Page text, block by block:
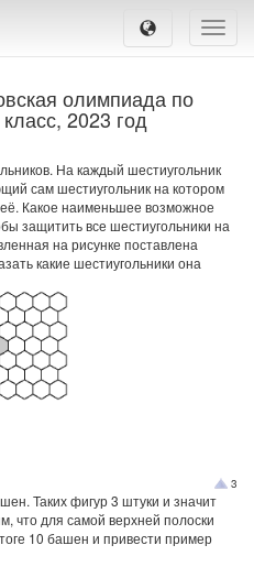
Toggle
олимпиада по
2023 год
На каждый шестиугольник
сам шестиугольник на котором
Какое наименьшее возможное
защитить все шестиугольники на
на рисунке поставлена
какие шестиугольники она
3
Таких фигур 3 штуки и значит
что для самой верхней полоски
10 башен и привести пример